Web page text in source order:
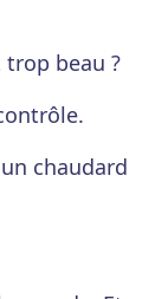
trop beau ?
chaudard